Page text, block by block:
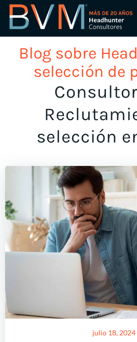
al
Blog sobre
selección de
selección
julio 18, 2024